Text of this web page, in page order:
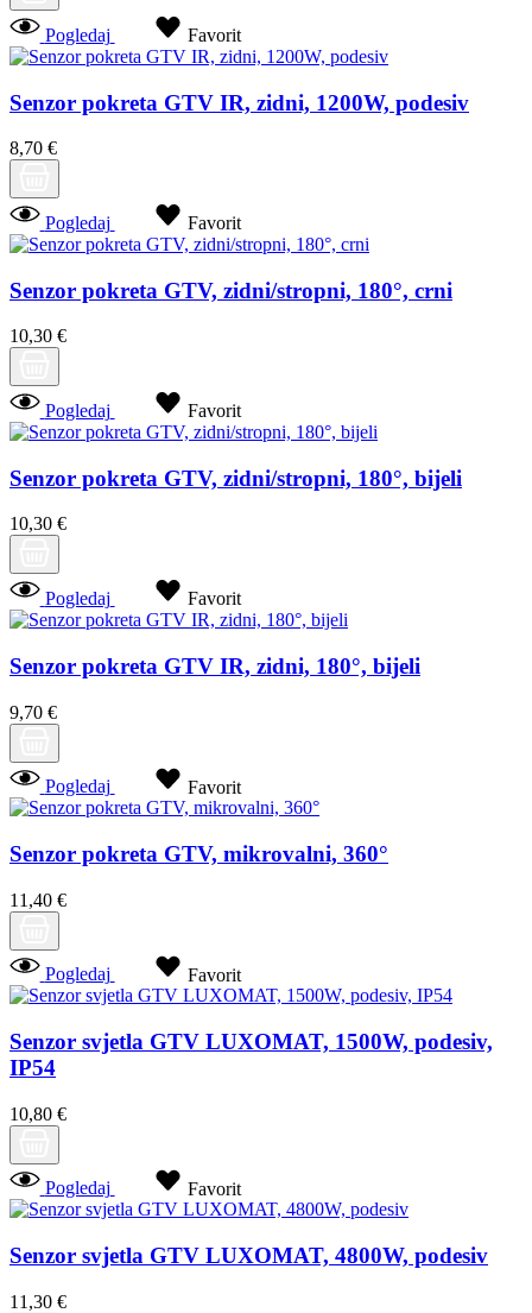
Pogledaj Favorit
Senzor pokreta GTV IR, zidni, 1200W, podesiv
8,70 €
Pogledaj Favorit
Senzor pokreta GTV, zidni/stropni, 180°, crni
10,30 €
Pogledaj Favorit
Senzor pokreta GTV, zidni/stropni, 180°, bijeli
10,30 €
Pogledaj Favorit
Senzor pokreta GTV IR, zidni, 180°, bijeli
9,70 €
Pogledaj Favorit
Senzor pokreta GTV, mikrovalni, 360°
11,40 €
Pogledaj Favorit
Senzor svjetla GTV LUXOMAT, 1500W, podesiv,
IP54
10,80 €
Pogledaj Favorit
Senzor svjetla GTV LUXOMAT, 4800W, podesiv
11,30 €